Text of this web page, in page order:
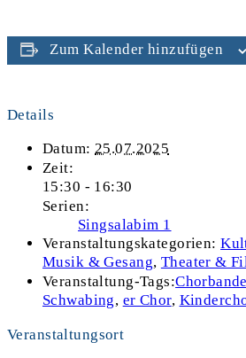
Zum Kalender hinzufügen
Details
Datum: 25.07.2025
Zeit:
15:30 - 16:30
Serien:
Singsalabim 1
Veranstaltungskategorien:
Musik & Gesang, Theater &
Veranstaltung-Tags:Chorbande
Schwabing, er Chor,
Veranstaltungsort